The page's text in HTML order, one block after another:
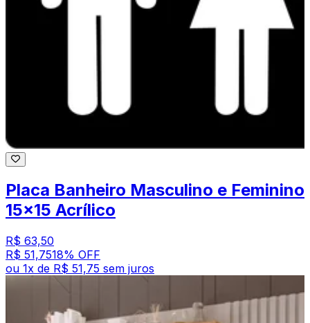
Placa Banheiro Masculino e Feminino
15x15 Acrílico
R$ 63,50
R$ 51,7518% OFF
ou 1x de R$ 51,75 sem juros